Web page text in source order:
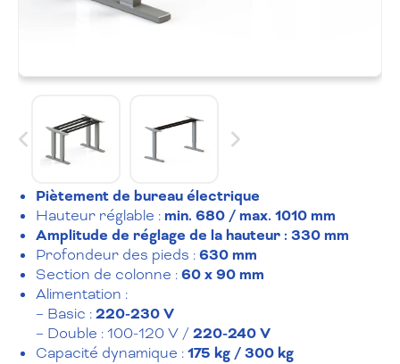
Piètement de bureau électrique
Hauteur réglable :min. 680 / max. 1010 mm
Amplitude de réglage de la hauteur : 330 mm
Profondeur des pieds :630 mm
Section de colonne :60 x 90 mm
Alimentation :
– Basic :220-230 V
– Double : 100-120 V /220-240 V
Capacité dynamique :175 kg / 300 kg